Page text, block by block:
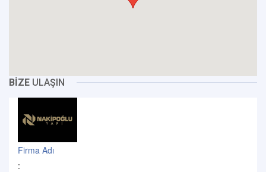
BİZE ULAŞIN
Firma Adı
: